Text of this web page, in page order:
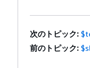
次のトピック:
前のトピック: